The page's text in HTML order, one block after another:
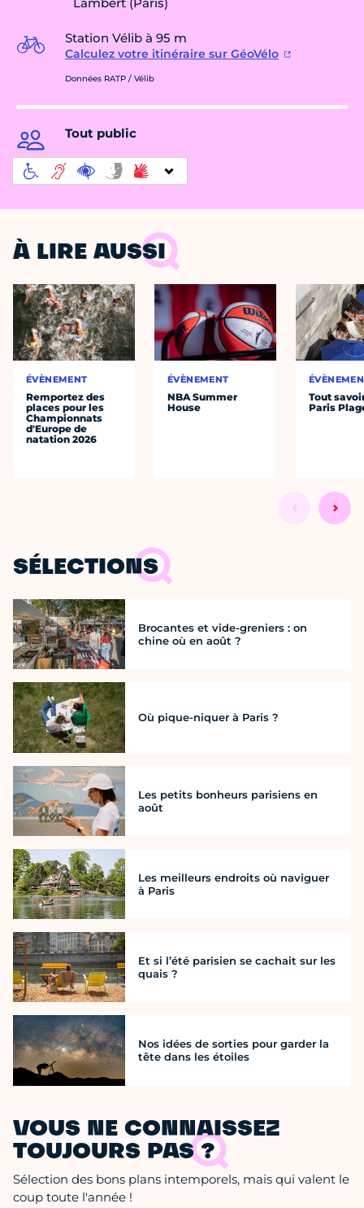
Station Vélib à 95 m
Calculez votre itinéraire sur GéoVélo
Données RATP / Vélib
Tout public
À LIRE AUSSI
ÉVÈNEMENT
Remportez des
places pour les
Championnats
d'Europe de
natation 2026
ÉVÈNEMENT
NBA Summer
House
Tout
Paris
SÉLECTIONS
Brocantes et vide-greniers : on
chine où en août ?
Où pique-niquer à Paris ?
Les petits bonheurs parisiens en
août
Les meilleurs endroits où naviguer
à Paris
Et si l’été parisien se cachait sur les
quais ?
Nos idées de sorties pour garder la
tête dans les étoiles
VOUS NE CONNAISSEZ
TOUJOURS PAS ?
Sélection des bons plans intemporels, mais qui valent le
coup toute l'année !